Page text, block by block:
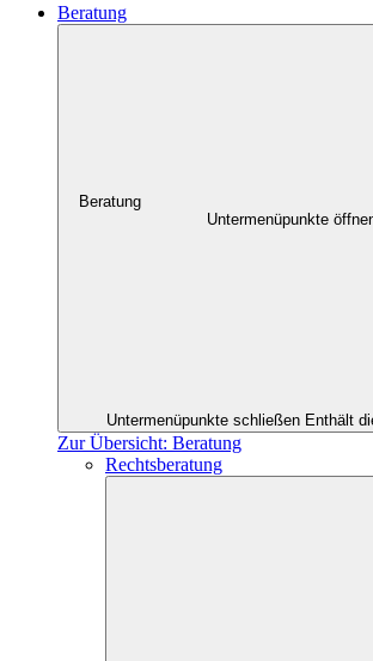
Beratung
Beratung
Untermenüpunkte
Untermenüpunkte schließen Enthält
Zur Übersicht: Beratung
Rechtsberatung